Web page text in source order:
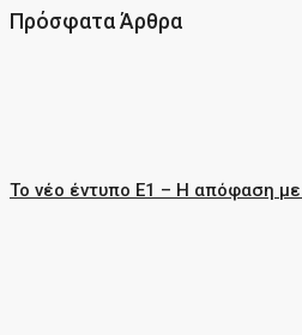
Πρόσφατα Άρθρα
Το νέο έντυπο Ε1 – Η απόφαση με